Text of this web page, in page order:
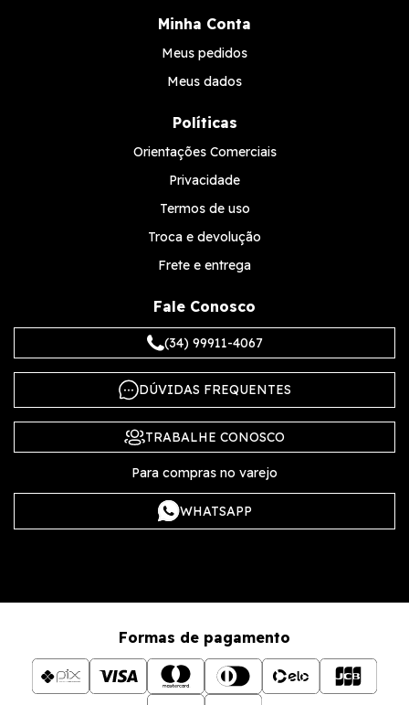
Minha Conta
Meus pedidos
Meus dados
Políticas
Orientações Comerciais
Privacidade
Termos de uso
Troca e devolução
Frete e entrega
Fale Conosco
(34) 99911-4067
DÚVIDAS FREQUENTES
TRABALHE CONOSCO
Para compras no varejo
WHATSAPP
Formas de pagamento